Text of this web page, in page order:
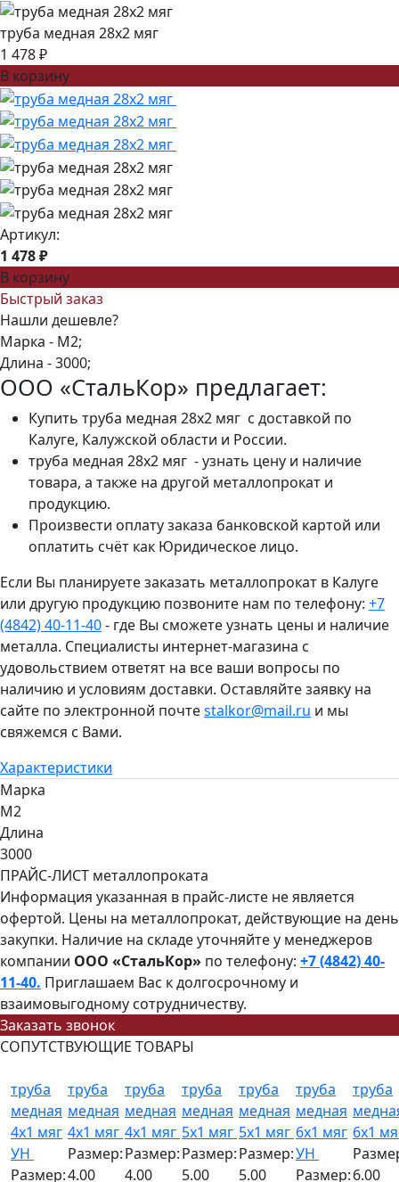
труба медная 28x2 мяг
1 478 ₽
В корзину
Артикул:
1 478 ₽
В корзину
Быстрый заказ
Нашли дешевле?
Марка - М2;
Длина -3000;
ООО «СтальКор» предлагает:
Купить труба медная 28x2 мяг с доставкой по
Калуге, Калужской области и России.
труба медная 28x2 мяг - узнать цену и наличие
товара, а также на другой металлопрокат и
продукцию.
Произвести оплату заказа банковской картой или
оплатить счёт как Юридическое лицо.
Если Вы планируете заказать металлопрокат в Калуге
или другую продукцию позвоните нам по телефону: +7
(4842) 40-11-40- где Вы сможете узнать цены и наличие
металла. Специалисты интернет-магазина с
удовольствием ответят на все ваши вопросы по
наличию и условиям доставки. Оставляйте заявку на
сайте по электронной почтеstalkor@mail.ru и мы
свяжемся с Вами.
Характеристики
Марка
М2
Длина
3000
ПРАЙС-ЛИСТ металлопроката
Информация указанная в прайс-листе не является
офертой. Цены на металлопрокат, действующие на день
закупки. Наличие на складе уточняйте у менеджеров
компании ООО «СтальКор» по телефону: +7 (4842) 40-
11-40. Приглашаем Вас к долгосрочному и
взаимовыгодному сотрудничеству.
Заказать звонок
СОПУТСТВУЮЩИЕ ТОВАРЫ
труба
медная
4x1 мяг
УН
Размер:
труба
медная
4x1 мяг
Размер:
4.00
труба
медная
4x1 мяг
Размер:
4.00
труба
медная
5x1 мяг
Размер:
5.00
труба
медная
5x1 мяг
Размер:
5.00
труба
медная
6x1 мяг
УН
Размер:
труба
6x1
6.00